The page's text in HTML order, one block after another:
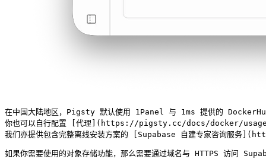
在中国大陆地区，Pigsty 默认使用 1Panel 与 1ms 提供的
你也可以自行配置 [代理](https://pigsty.cc/docs/docker/